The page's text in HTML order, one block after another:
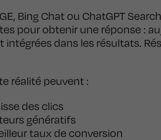
Bing Chat ou ChatGPT
pour obtenir une réponse :
dans les résultats.
réalité peuvent :
des clics
génératifs
taux de conversion